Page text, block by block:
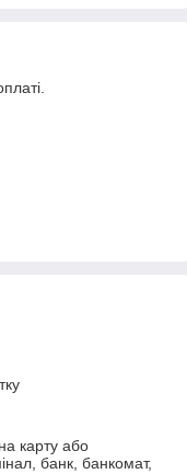
карту або
банк, банкомат,